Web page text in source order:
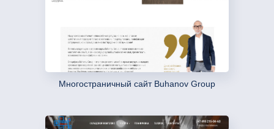
Многостраничный сайт Buhanov Group